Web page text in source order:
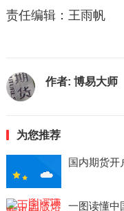
责任编辑：王雨帆
作者: 博易大师
为您推荐
国内期货开
一图读懂中